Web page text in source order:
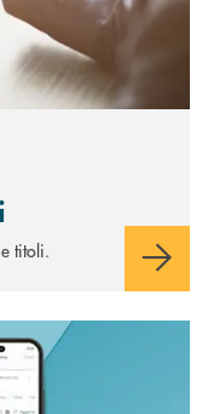
titoli.